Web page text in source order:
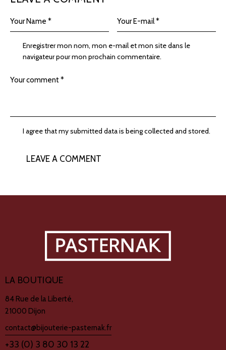
Enregistrer mon nom, mon e-mail et mon site dans le
navigateur pour mon prochain commentaire.
I agree that my submitted data is being collected and stored.
LA BOUTIQUE
84 Rue de la Liberté,
21000 Dijon
contact@bijouterie-pasternak.fr
+33 (0) 3 80 30 13 22